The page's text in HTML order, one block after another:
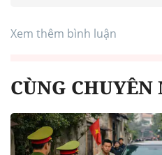
Xem thêm bình luận
CÙNG CHUYÊN